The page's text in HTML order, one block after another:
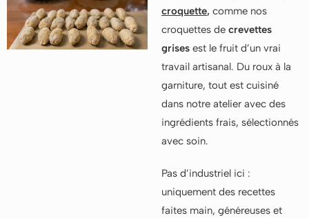
croquette, comme nos
croquettes de crevettes
grises est le fruit d’un vrai
travail artisanal. Du roux à la
garniture, tout est cuisiné
dans notre atelier avec des
ingrédients frais, sélectionnés
avec soin.
Pas d’industriel ici :
uniquement des recettes
faites main, généreuses et